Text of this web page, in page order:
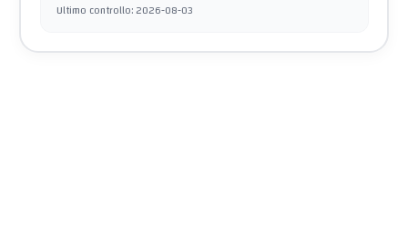
Ultimo controllo:2026-08-03